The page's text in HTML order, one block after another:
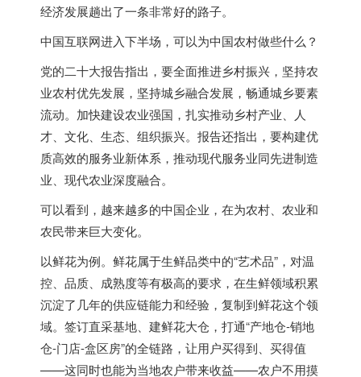
经济发展趟出了一条非常好的路子。
中国互联网进入下半场，可以为中国农村做些什么？
党的二十大报告指出，要全面推进乡村振兴，坚持农
业农村优先发展，坚持城乡融合发展，畅通城乡要素
流动。加快建设农业强国，扎实推动乡村产业、人
才、文化、生态、组织振兴。报告还指出，要构建优
质高效的服务业新体系，推动现代服务业同先进制造
业、现代农业深度融合。
可以看到，越来越多的中国企业，在为农村、农业和
农民带来巨大变化。
以鲜花为例。鲜花属于生鲜品类中的“艺术品”，对温
控、品质、成熟度等有极高的要求，在生鲜领域积累
沉淀了几年的供应链能力和经验，复制到鲜花这个领
域。签订直采基地、建鲜花大仓，打通“产地仓-销地
仓-门店-盒区房”的全链路，让用户买得到、买得值
——这同时也能为当地农户带来收益——农户不用摸